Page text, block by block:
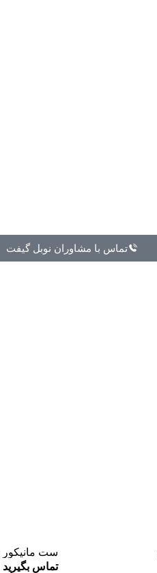
تماس با مشاوران نوبل گیفت
ست مانیکور
تماس بگیرید